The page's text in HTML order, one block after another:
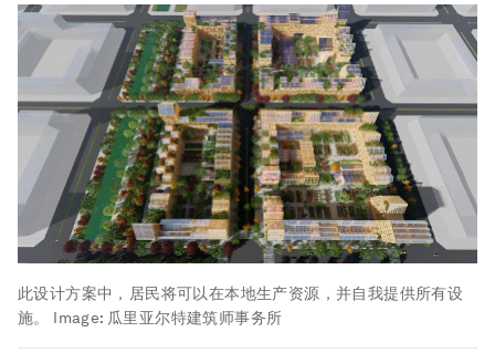
此设计方案中，居民将可以在本地生产资源，并自我提供所有设
施。
Image: 瓜里亚尔特建筑师事务所